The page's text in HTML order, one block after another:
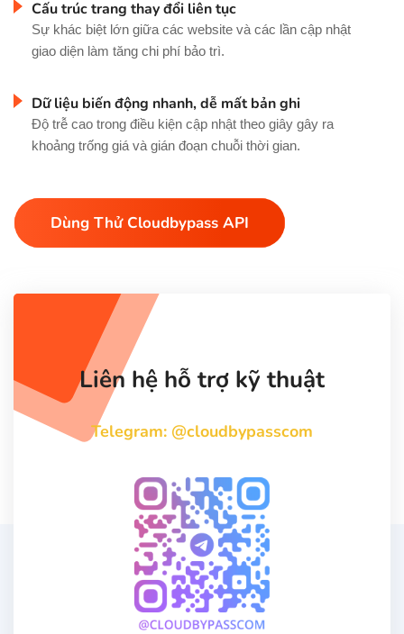
Cấu trúc trang thay đổi liên tục
Sự khác biệt lớn giữa các website và các lần cập nhật
giao diện làm tăng chi phí bảo trì.
Dữ liệu biến động nhanh, dễ mất bản ghi
Độ trễ cao trong điều kiện cập nhật theo giây gây ra
khoảng trống giá và gián đoạn chuỗi thời gian.
Dùng Thử Cloudbypass API
Liên hệ hỗ trợ kỹ thuật
Telegram: @cloudbypasscom